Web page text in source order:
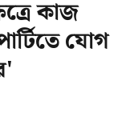
কাজ
যোগ